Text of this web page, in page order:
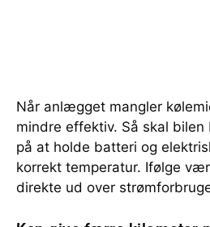
Når anlægget mangler
mindre effektiv. Så skal bilen
på at holde batteri og
korrekt temperatur. Ifølge
direkte ud over